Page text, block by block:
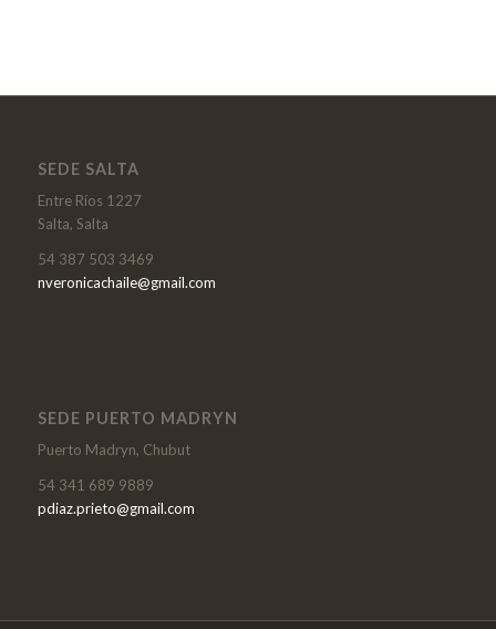
SEDE SALTA
Entre Ríos 1227
Salta, Salta
54 387 503 3469
nveronicachaile@gmail.com
SEDE PUERTO MADRYN
Puerto Madryn, Chubut
54 341 689 9889
pdiaz.prieto@gmail.com